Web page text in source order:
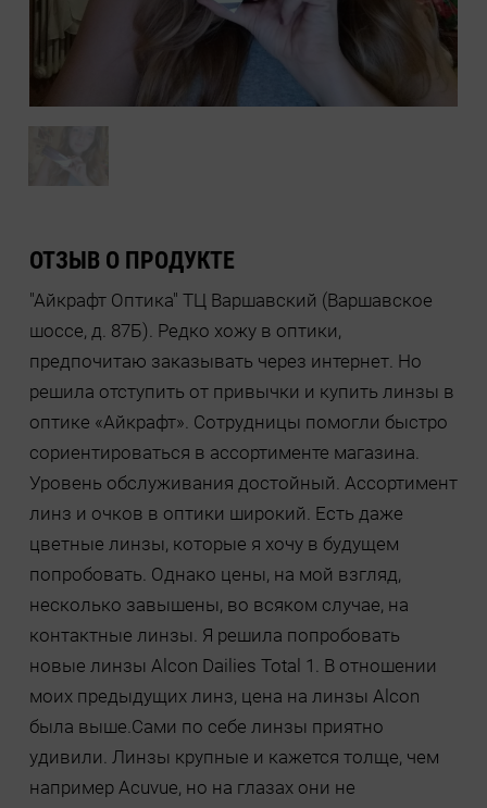
ОТЗЫВ О ПРОДУКТЕ
"Айкрафт Оптика" ТЦ Варшавский (Варшавское
шоссе, д. 87Б). Редко хожу в оптики,
предпочитаю заказывать через интернет. Но
решила отступить от привычки и купить линзы в
оптике «Айкрафт». Сотрудницы помогли быстро
сориентироваться в ассортименте магазина.
Уровень обслуживания достойный. Ассортимент
линз и очков в оптики широкий. Есть даже
цветные линзы, которые я хочу в будущем
попробовать. Однако цены, на мой взгляд,
несколько завышены, во всяком случае, на
контактные линзы. Я решила попробовать
новые линзы Alcon Dailies Total 1. В отношении
моих предыдущих линз, цена на линзы Alcon
была выше.Сами по себе линзы приятно
удивили. Линзы крупные и кажется толще, чем
например Acuvue, но на глазах они не